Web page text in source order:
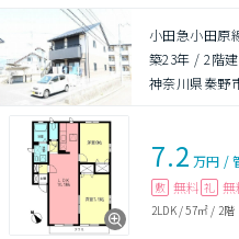
小田急小田原
築23年 /2階建
神奈川県秦野
7.2 万円 /
敷 無料 礼 無
2LDK/57㎡ / 2階